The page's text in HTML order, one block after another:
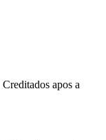
Creditados apos a